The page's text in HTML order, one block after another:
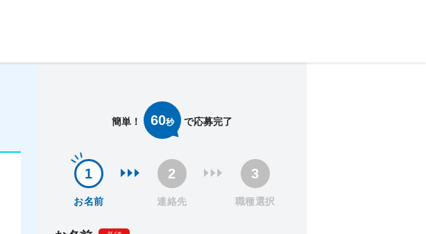
簡単！ 60秒 で応募完了
お名前 連絡先 職種選択